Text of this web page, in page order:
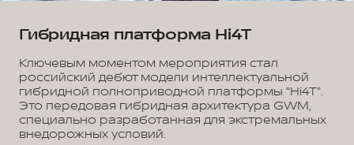
Гибридная платформа Hi4T
Ключевым моментом мероприятия стал
российский дебют модели интеллектуальной
гибридной полноприводной платформы “Hi4T”.
Это передовая гибридная архитектура GWM,
специально разработанная для экстремальных
внедорожных условий.